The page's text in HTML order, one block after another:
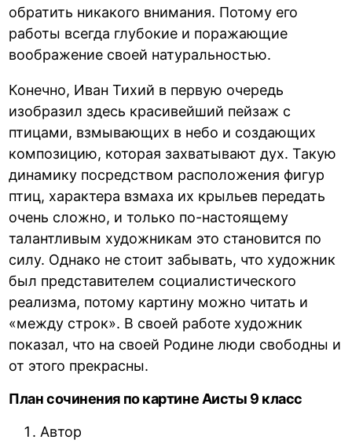
обратить никакого внимания. Потому его
работы всегда глубокие и поражающие
воображение своей натуральностью.
Конечно, Иван Тихий в первую очередь
изобразил здесь красивейший пейзаж с
птицами, взмывающих в небо и создающих
композицию, которая захватывают дух. Такую
динамику посредством расположения фигур
птиц, характера взмаха их крыльев передать
очень сложно, и только по-настоящему
талантливым художникам это становится по
силу. Однако не стоит забывать, что художник
был представителем социалистического
реализма, потому картину можно читать и
«между строк». В своей работе художник
показал, что на своей Родине люди свободны и
от этого прекрасны.
План сочинения по картине Аисты 9 класс
Автор